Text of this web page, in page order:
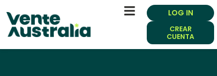
LOG IN
CREAR
CUENTA